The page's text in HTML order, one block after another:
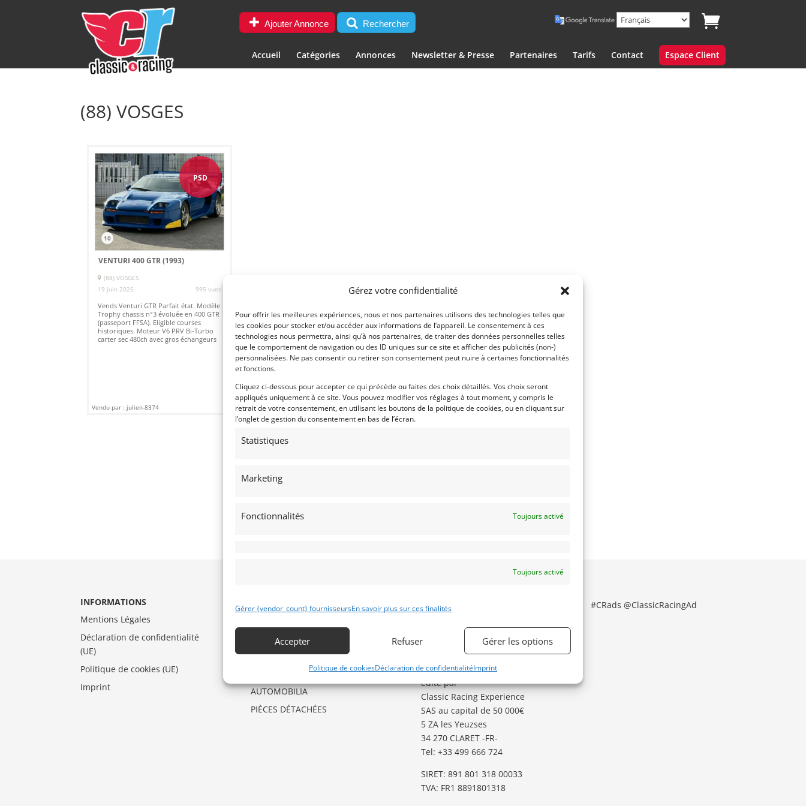
Gérez votre confidentialité
Pour offrir les meilleures expériences, nous et nos partenaires utilisons des technologies telles que
les cookies pour stocker et/ou accéder aux informations de l’appareil. Le consentement à ces
technologies nous permettra, ainsi qu’à nos partenaires, de traiter des données personnelles telles
que le comportement de navigation ou des ID uniques sur ce site et afficher des publicités (non-)
personnalisées. Ne pas consentir ou retirer son consentement peut nuire à certaines fonctionnalités
et fonctions.
Cliquez ci-dessous pour accepter ce qui précède ou faites des choix détaillés. Vos choix seront
appliqués uniquement à ce site. Vous pouvez modifier vos réglages à tout moment, y compris le
retrait de votre consentement, en utilisant les boutons de la politique de cookies, ou en cliquant sur
l’onglet de gestion du consentement en bas de l’écran.
Statistiques
Marketing
Fonctionnalités Toujours activé
Toujours activé
Gérer {vendor_count} fournisseursEn savoir plus sur ces finalités
Accepter Refuser Gérer les options
Politique de cookiesDéclaration de confidentialitéImprint
Ajouter Annonce Rechercher
Accueil Catégories Annonces Newsletter & Presse Partenaires Tarifs Contact Espace Client
(88) VOSGES
PSD
10
VENTURI 400 GTR (1993)
(88) VOSGES
19 juin 2025
995 vues
Vends Venturi GTR Parfait état. Modèle
Trophy chassis n°3 évoluée en 400 GTR
(passeport FFSA). Eligible courses
historiques. Moteur V6 PRV Bi-Turbo
carter sec 480ch avec gros échangeurs
Vendu par : julien-8374
INFORMATIONS
Mentions Légales
Déclaration de confidentialité
(UE)
Politique de cookies (UE)
Imprint
DRAGSTER
MOTO
VENTES AUX ENCHERES
AUTOMOBILIA
PIÈCES DÉTACHÉES
Contactez notre service
Annonces
Classic Racing Annonces
édité par
Classic Racing Experience
SAS au capital de 50 000€
5 ZA les Yeuzses
34 270 CLARET -FR-
Tel: ‭+33 499 666 724‬
SIRET: 891 801 318 00033
TVA: FR1 8891801318
#CRads @ClassicRacingAd